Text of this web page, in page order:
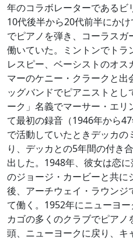
年のコラボレーターであるビ
10代後半から20代前半にか
でピアノを弾き、コーラス
働いていた。ミントンでト
レスピー、ベーシストのオ
マーのケニー・クラークと
ッグバンドでピアニストと
ーク」名義でマーサー・エ
て最初の録音（1946年から
で活動していたときデッカの
り、デッカとの5年間の付き
出した。1948年、彼女は恋
のジョージ・カービーと共に
後、アーチウェイ・ラウンジ
て働く。1952年にニューヨ
カゴの多くのクラブでピア
頭、ニューヨークに戻り、キ